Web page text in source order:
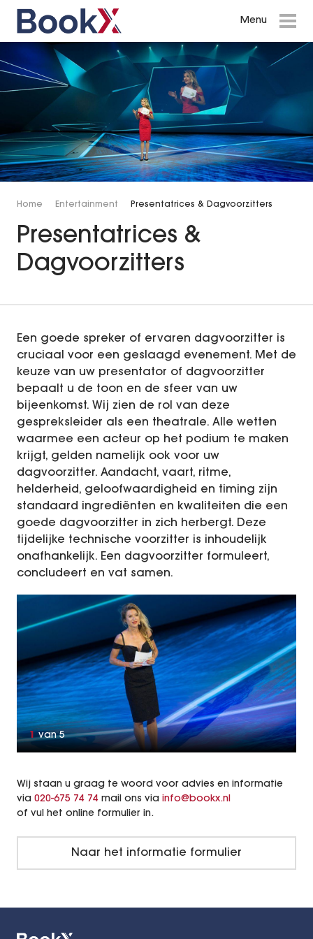
Menu
Home Entertainment Presentatrices & Dagvoorzitters
Presentatrices &
Dagvoorzitters
Een goede spreker of ervaren dagvoorzitter is
cruciaal voor een geslaagd evenement. Met de
keuze van uw presentator of dagvoorzitter
bepaalt u de toon en de sfeer van uw
bijeenkomst. Wij zien de rol van deze
gespreksleider als een theatrale. Alle wetten
waarmee een acteur op het podium te maken
krijgt, gelden namelijk ook voor uw
dagvoorzitter. Aandacht, vaart, ritme,
helderheid, geloofwaardigheid en timing zijn
standaard ingrediënten en kwaliteiten die een
goede dagvoorzitter in zich herbergt. Deze
tijdelijke technische voorzitter is inhoudelijk
onafhankelijk. Een dagvoorzitter formuleert,
concludeert en vat samen.
1van5
Wij staan u graag te woord voor advies en informatie
via 020-675 74 74 mail ons via info@bookx.nl
of vul het online formulier in.
Naar het informatie formulier
Menu
Events in Amsterdam
Shows en Theatervoorstellingen
Inspiratie Cases
Entertainment
Presentatrices & Dagvoorzitters
Zangers, Zangeressen & Bands
Vacatures